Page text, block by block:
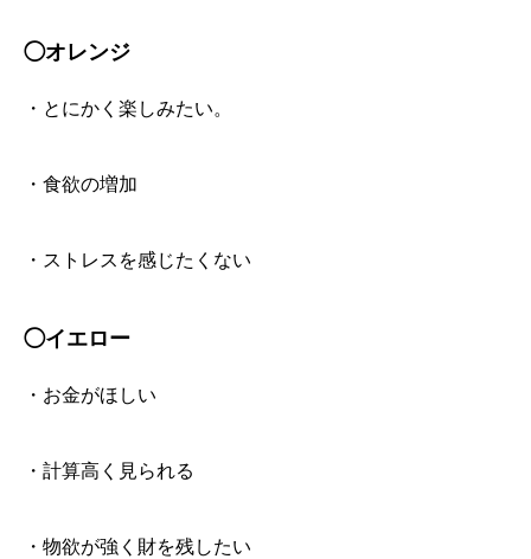
◯オレンジ
・とにかく楽しみたい。
・食欲の増加
・ストレスを感じたくない
◯イエロー
・お金がほしい
・計算高く見られる
・物欲が強く財を残したい